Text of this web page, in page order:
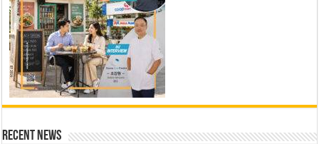
Recent News